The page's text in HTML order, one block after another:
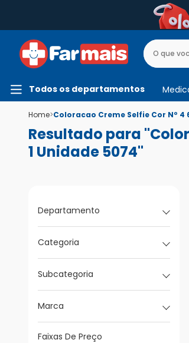
Todos os departamentos
Home>Coloracao Creme Selfie Cor Nº
Resultado para
1 Unidade 5074"
Departamento
Categoria
Subcategoria
Marca
Faixas De Preço